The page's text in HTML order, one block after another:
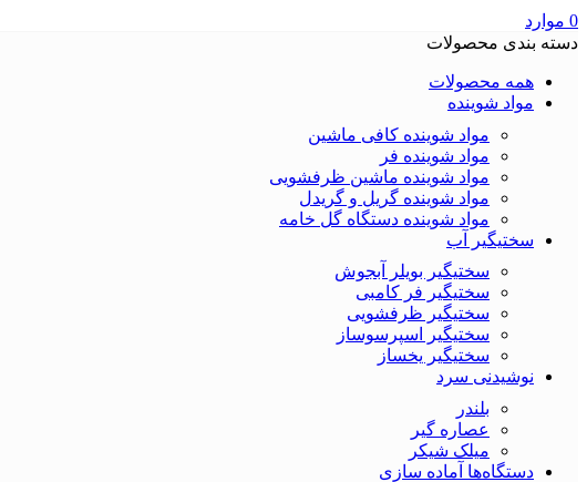
0 موارد
دسته بندی محصولات
همه محصولات
مواد شوینده
مواد شوینده کافی ماشین
مواد شوینده فر
مواد شوینده ماشین ظرفشویی
مواد شوینده گریل و گریدل
مواد شوینده دستگاه گل خامه
سختیگیر آب
سختیگیر بویلر آبجوش
سختیگیر فر کامبی
سختیگیر ظرفشویی
سختیگیر اسپرسوساز
سختیگیر یخساز
نوشیدنی سرد
بلندر
عصاره گیر
میلک شیکر
دستگاه‌ها آماده سازی